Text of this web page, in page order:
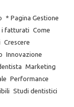
* Pagina Gestione
i fatturati Come
Crescere
Innovazione
Marketing
Performance
Studi dentistici